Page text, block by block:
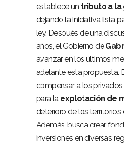
establece un tributo a la
dejando la iniciativa lista
ley. Después de una
años, el Gobierno de
avanzar en los últimos
adelante esta propuesta.
compensar a los
para la explotación de
deterioro de los territorios
Además, busca crear
inversiones en diversas